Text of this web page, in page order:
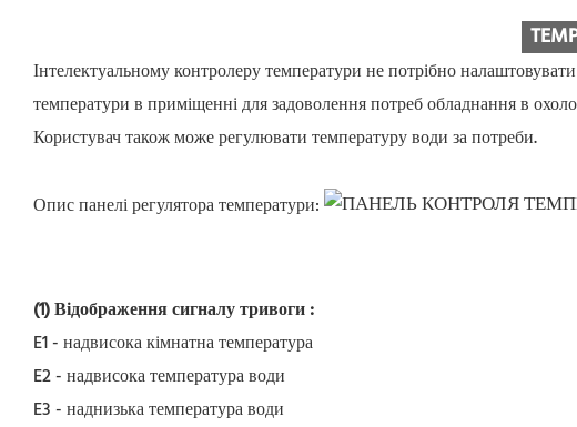
Інтелектуальному контролеру температури не потрібно
температури в приміщенні для задоволення потреб обладнання в
Користувач також може регулювати температуру води за потреби.
Опис панелі регулятора температури:
(1) Відображення сигналу тривоги:
E1 - надвисока кімнатна температура
E2 - надвисока температура води
E3 - наднизька температура води